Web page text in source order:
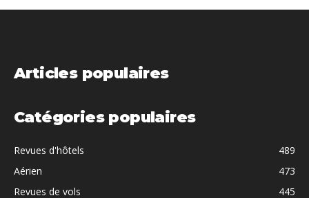
Articles populaires
Catégories populaires
Revues d'hôtels
489
Aérien
473
Revues de vols
445